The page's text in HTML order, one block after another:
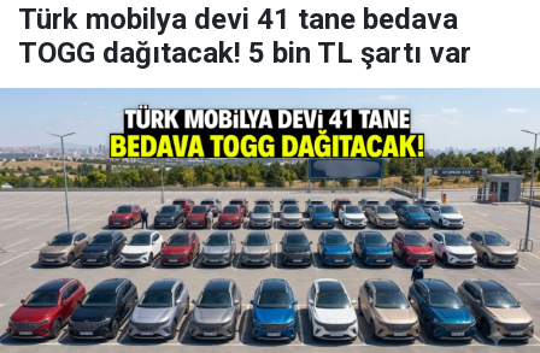
Türk mobilya devi 41 tane bedava
TOGG dağıtacak! 5 bin TL şartı var